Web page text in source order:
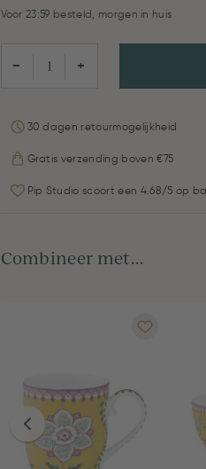
Voor 23:59 besteld, morgen in huis
− +
30 dagen retourmogelijkheid
Gratis verzending boven €75
Pip Studio scoort een 4.68/5 op
Combineer met...